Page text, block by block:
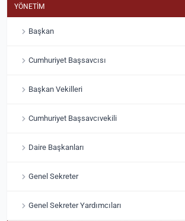
YÖNETİM
Başkan
Cumhuriyet Başsavcısı
Başkan Vekilleri
Cumhuriyet Başsavcıvekili
Daire Başkanları
Genel Sekreter
Genel Sekreter Yardımcıları